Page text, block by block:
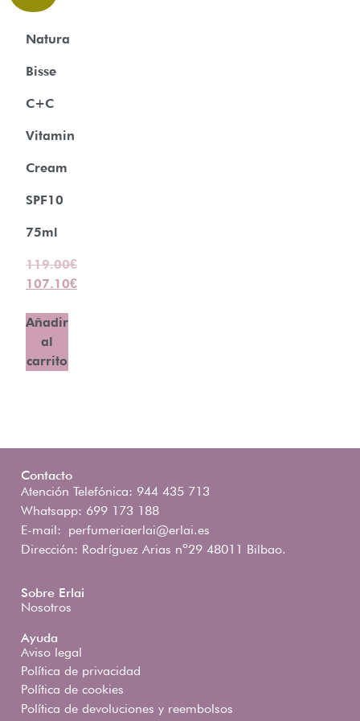
Natura
Bisse
C+C
Vitamin
Cream
SPF10
75ml
119.00€
107.10€
Añadir
al
carrito
Contacto
Atención Telefónica: 944 435 713
Whatsapp: 699 173 188
E-mail: perfumeriaerlai@erlai.es
Dirección: Rodríguez Arias nº29 48011 Bilbao.
Sobre Erlai
Nosotros
Ayuda
Aviso legal
Política de privacidad
Política de cookies
Política de devoluciones y reembolsos